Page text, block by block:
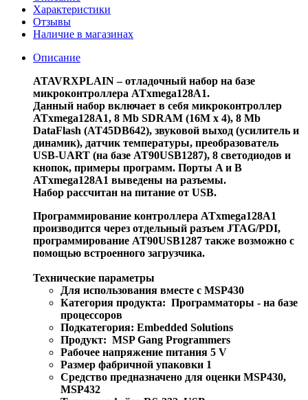
Характеристики
Отзывы
Наличие в магазинах
Описание
ATAVRXPLAIN – отладочный набор на базе
микроконтроллера ATxmega128A1.
Данный набор включает в себя микроконтроллер
ATxmega128A1, 8 Mb SDRAM (16M x 4), 8 Mb
DataFlash (AT45DB642), звуковой выход (усилитель и
динамик), датчик температуры, преобразователь
USB-UART (на базе AT90USB1287), 8 светодиодов и
кнопок, примеры программ. Порты A и B
ATxmega128A1 выведены на разъемы.
Набор рассчитан на питание от USB.
Программирование контроллера ATxmega128A1
производится через отдельный разъем JTAG/PDI,
программирование AT90USB1287 также возможно с
помощью встроенного загрузчика.
Технические параметры
Для использования вместе с MSP430
Категория продукта: Программаторы - на базе
процессоров
Подкатегория: Embedded Solutions
Продукт: MSP Gang Programmers
Рабочее напряжение питания 5 V
Размер фабричной упаковки 1
Средство предназначено для оценки MSP430,
MSP432